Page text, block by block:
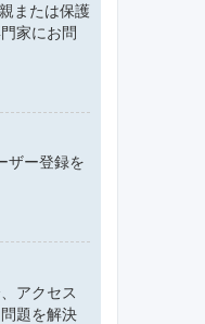
または保護
家にお問
ザー登録を
アクセス
題を解決